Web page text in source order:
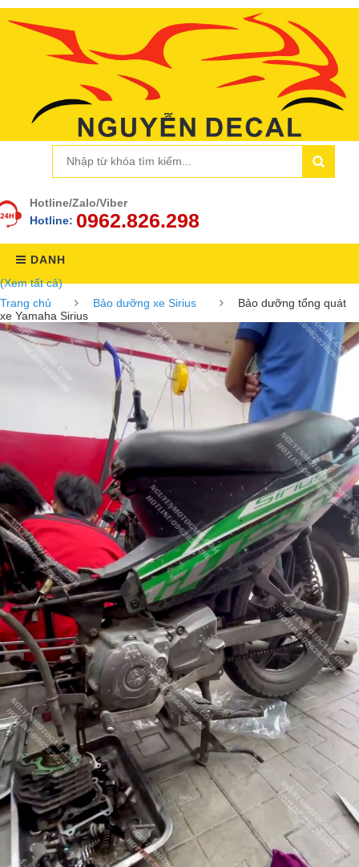
Hotline/Zalo/Viber
Hotline: 0962.826.298
DANH
(Xem tất cả)
Trang chủ
Bảo dưỡng xe Sirius
Bảo dưỡng tổng quát
xe Yamaha Sirius